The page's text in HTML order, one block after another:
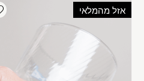
אזל מהמלאי